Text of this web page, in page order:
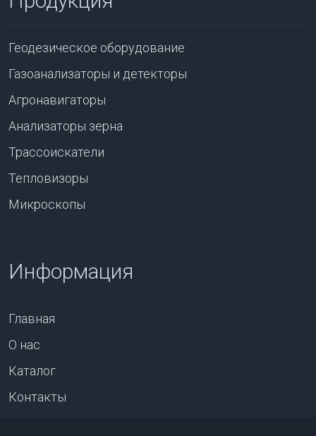
Геодезическое оборудование
Газоанализаторы и детекторы
Агронавигаторы
Анализаторы зерна
Трассоискатели
Тепловизоры
Микроскопы
Информация
Главная
О нас
Каталог
Контакты